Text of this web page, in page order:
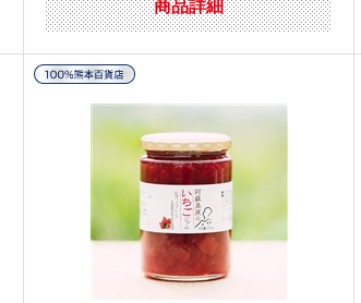
商品詳細